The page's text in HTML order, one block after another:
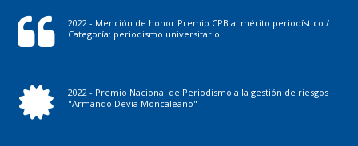
2022 - Mención de honor Premio CPB al mérito periodístico /
Categoría: periodismo universitario
2022 - Premio Nacional de Periodismo a la gestión de riesgos
"Armando Devia Moncaleano"